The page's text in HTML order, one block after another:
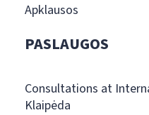
Apklausos
PASLAUGOS
Consultations at
Klaipėda